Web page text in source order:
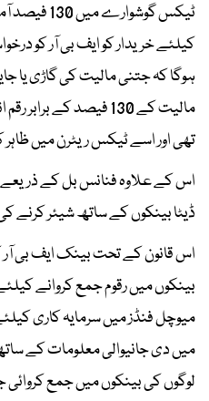
ٹیکس
کیلئے خریدار کو ایف بی آر کو
ہوگا کہ جتنی مالیت کی گاڑی یا
مالیت کے 130 فیصد کے
تھی اور اسے ٹیکس ریٹرن میں ظاہر
اس کے علاوہ فنانس بل کے ذریعے
ڈیٹا بینکوں کے ساتھ شیئر
اس قانون کے تحت بینک ایف بی آر
بینکوں میں رقوم جمع کروانے
میوچل فنڈز میں سرمایہ کاری
میں دی جانیوالی معلومات کے
لوگوں کی بینکوں میں جمع کروائی